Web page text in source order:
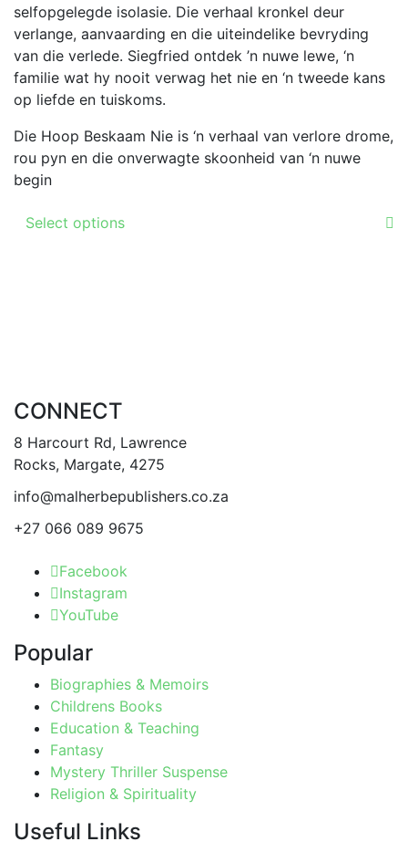
selfopgelegde isolasie. Die verhaal kronkel deur
verlange, aanvaarding en die uiteindelike bevryding
van die verlede. Siegfried ontdek ’n nuwe lewe, ‘n
familie wat hy nooit verwag het nie en ‘n tweede kans
op liefde en tuiskoms.
Die Hoop Beskaam Nie is ‘n verhaal van verlore drome,
rou pyn en die onverwagte skoonheid van ‘n nuwe
begin
Select options
the
page
CONNECT
8 Harcourt Rd, Lawrence
Rocks, Margate, 4275
info@malherbepublishers.co.za
+27 066 089 9675
Facebook
Instagram
YouTube
Popular
Biographies & Memoirs
Childrens Books
Education & Teaching
Fantasy
Mystery Thriller Suspense
Religion & Spirituality
Useful Links